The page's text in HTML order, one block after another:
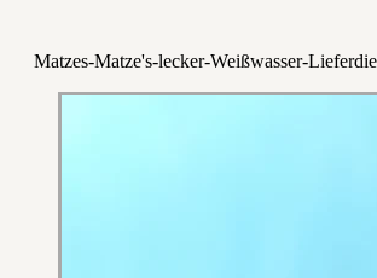
Matzes-Matze's-lecker-Weißwasser-